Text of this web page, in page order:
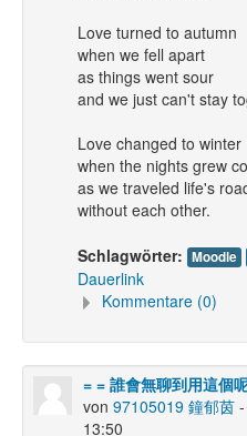
Love turned to autumn
when we fell apart
as things went sour
and we just can't stay
Love changed to winter
when the nights grew
as we traveled life's
without each other.
Schlagwörter: Moodle
Dauerlink
Kommentare (0)
= = 誰會無聊到用這個
von 97105019 鐘郁茵
13:50